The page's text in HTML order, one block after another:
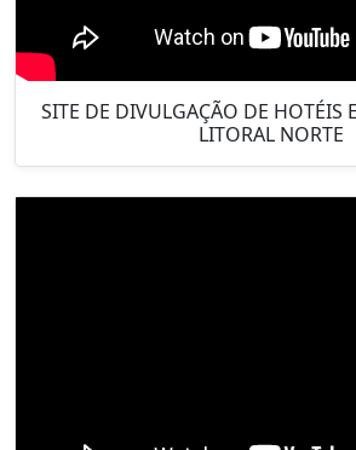
SITE DE DIVULGAÇÃO DE HOTÉIS
LITORAL NORTE